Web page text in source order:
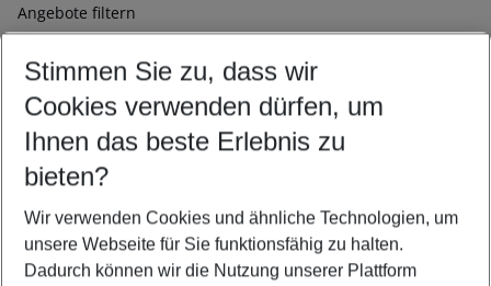
Angebote filtern
Ändern Sie Ihre Kriterien nach Ihren Wünschen
Abflughafen wählen
Beliebiger Abflughafen
Reisezeitraum wählen
08.08.26– 06.08.27 5-8 Nächte
2 Erwachsene Keine Kinder
Mehr Filter anzeigen
Stimmen Sie zu, dass wir
Cookies verwenden dürfen, um
Ihnen das beste Erlebnis zu
bieten?
Wir verwenden Cookies und ähnliche Technologien, um
unsere Webseite für Sie funktionsfähig zu halten.
Dadurch können wir die Nutzung unserer Plattform